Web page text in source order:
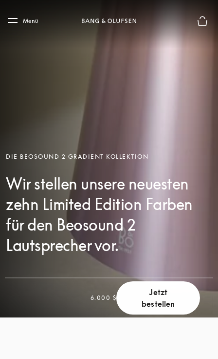
Skip to main footer
Menü
DIE BEOSOUND 2 GRADIENT KOLLEKTION
Wir stellen unsere neuesten
zehn Limited Edition Farben
für den Beosound 2
Lautsprecher vor.
6.000 $
Jetzt
bestellen